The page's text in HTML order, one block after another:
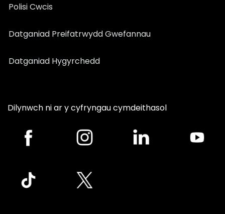
Polisi Cwcis
Datganiad Preifatrwydd Gwefannau
Datganiad Hygyrchedd
Dilynwch ni ar y cyfryngau cymdeithasol